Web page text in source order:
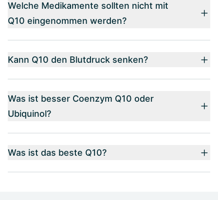
Welche Medikamente sollten nicht mit
Q10 eingenommen werden?
Kann Q10 den Blutdruck senken?
Was ist besser Coenzym Q10 oder
Ubiquinol?
Was ist das beste Q10?